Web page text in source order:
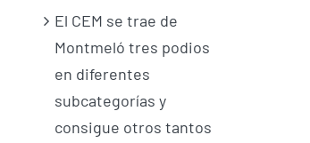
El CEM se trae de
Montmeló tres podios
en diferentes
subcategorías y
consigue otros tantos